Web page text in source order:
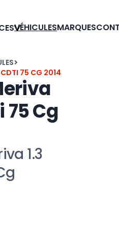
VÉHICULESMARQUES
CDTI 75 CG 2014
75 Cg
1.3